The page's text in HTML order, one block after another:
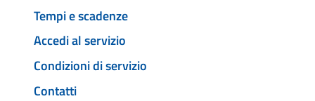
Tempi e scadenze
Accedi al servizio
Condizioni di servizio
Contatti